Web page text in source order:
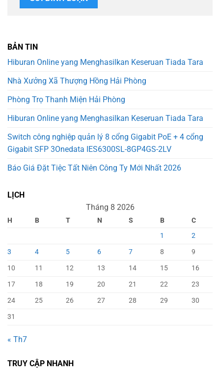
BẢN TIN
Hiburan Online yang Menghasilkan Keseruan Tiada Tara
Nhà Xưởng Xã Thượng Hồng Hải Phòng
Phòng Trọ Thanh Miện Hải Phòng
Hiburan Online yang Menghasilkan Keseruan Tiada Tara
Switch công nghiệp quản lý 8 cổng Gigabit PoE + 4 cổng
Gigabit SFP 3Onedata IES6300SL-8GP4GS-2LV
Báo Giá Đặt Tiệc Tất Niên Công Ty Mới Nhất 2026
LỊCH
Tháng 8 2026
H B T N S B
C
1
2
3
4 5 6 7 8
9
10
11 12 13 14 15
16
17
18 19 20 21 22
23
24
25 26 27 28 29
30
31
« Th7
TRUY CẬP NHANH